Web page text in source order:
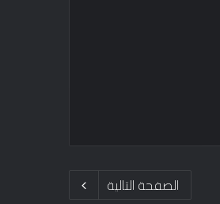
الصفحة التالية